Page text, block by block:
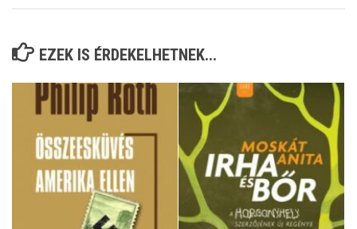
EZEK IS ÉRDEKELHETNEK...